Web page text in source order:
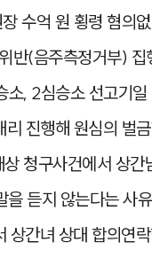
수억 원 횡령 혐의
반(음주측정거부) 집
소, 2심승소 선고기
진행해 원심의 벌
청구사건에서 상
을 듣지 않는다는 사
상간녀 상대 합의연